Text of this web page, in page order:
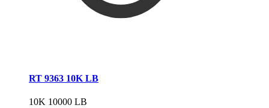
RT 9363 10K LB
10K 10000 LB